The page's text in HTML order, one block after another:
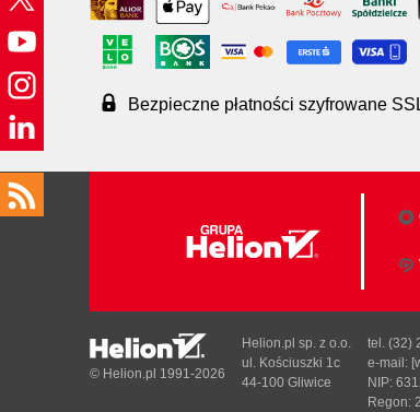
Bezpieczne płatności szyfrowane
© Helion.pl 1991-2026
Helion.pl sp. z o.o.
ul. Kościuszki 1c
44-100 Gliwice
tel. (32)
e-mail:
NIP:
Regon: